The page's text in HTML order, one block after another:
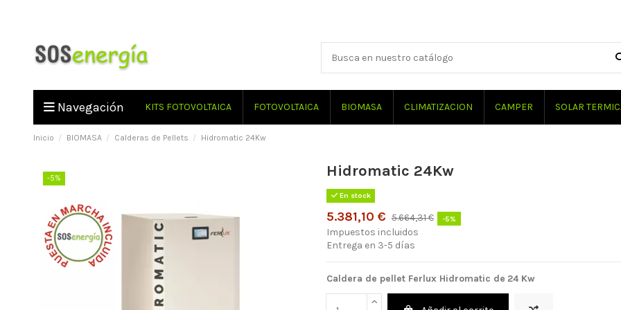
Navegación KITS FOTOVOLTAICA FOTOVOLTAICA BIOMASA CLIMATIZACION CAMPER SOLAR
Inicio BIOMASA Calderas de Pellets Hidromatic 24Kw
-5% Hidromatic 24Kw
En stock
5.381,10 € 5.664,31 € -5%
Impuestos incluidos
Entrega en 3-5 días
Caldera de pellet Ferlux Hidromatic de 24 Kw